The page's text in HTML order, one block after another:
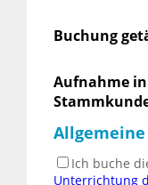
Buchung
Aufnahme
Ich buche
Unterrichtung